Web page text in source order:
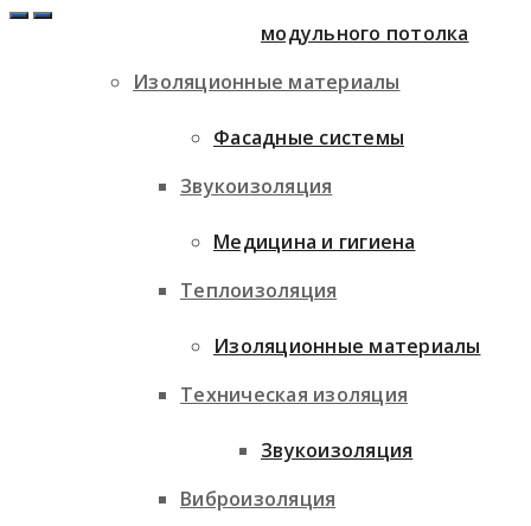
Изоляционные материалы
Звукоизоляция
Теплоизоляция
Техническая изоляция
Виброизоляция
модульного потолка
Фасадные системы
Медицина и гигиена
Изоляционные материалы
Звукоизоляция